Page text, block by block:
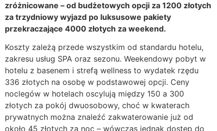
zróżnicowane – od budżetowych opcji za 1200 złotych
za trzydniowy wyjazd po luksusowe pakiety
przekraczające 4000 złotych za weekend.
Koszty zależą przede wszystkim od standardu hotelu,
zakresu usług SPA oraz sezonu. Weekendowy pobyt w
hotelu z basenem i strefą wellness to wydatek rzędu
336 złotych na osobę w podstawowej opcji. Ceny
noclegów w hotelach oscylują między 150 a 300
złotych za pokój dwuosobowy, choć w kwaterach
prywatnych można znaleźć zakwaterowanie już od
około 45 złotych za noc – wówczas jednak dostęp do